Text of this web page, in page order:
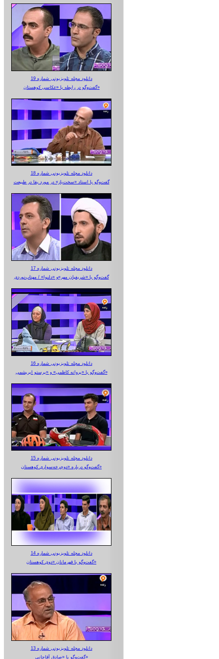
دانلود مجله تلویزیونی شماره 19
گفت‌وگو در رابطه با «عکاسی کوهستان»
دانلود مجله تلویزیونی شماره 18
گفت‌وگو با استاد «سخت‌باز» در مورد بقا در طبیعت
دانلود مجله تلویزیونی شماره 17
گفت‌وگو با «شریفیان مهر»‌و «دلنوا» / مهتاب‌نوردی
دانلود مجله تلویزیونی شماره 16
گفت‌وگو با «پروانه کاظمی» و «پرستو‌ ابریشمی»
دانلود مجله تلویزیونی شماره 15
گفت‌وگو درباره «دوچرخه‌سواری کوهستان»
دانلود مجله تلویزیونی شماره 14
گفت‌وگو با قهرمانان «دوی کوهستان»
دانلود مجله تلویزیونی شماره 13
گفت‌وگو با «صادق آقاجانی»